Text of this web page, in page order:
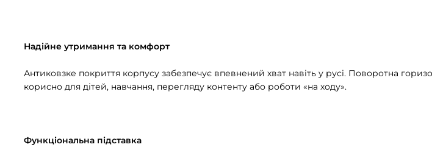
Надійне утримання та комфорт
Антиковзке покриття корпусу забезпечує впевнений хват навіть у русі. Поворотна
корисно для дітей, навчання, перегляду контенту або роботи «на ходу».
Функціональна підставка